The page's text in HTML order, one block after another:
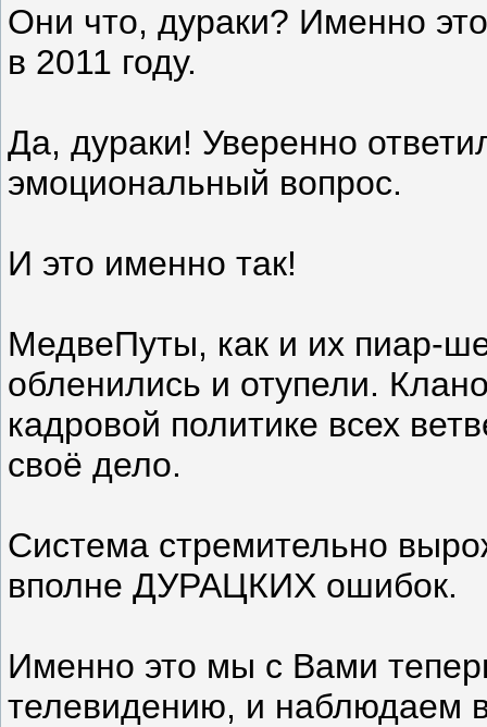
Они что, дураки? Именно
в 2011 году.
Да, дураки! Уверенно
эмоциональный вопрос.
И это именно так!
МедвеПуты, как и их пиар-
обленились и отупели.
кадровой политике всех
своё дело.
Система стремительно
вполне ДУРАЦКИХ ошибок.
Именно это мы с Вами
телевидению, и наблюдаем